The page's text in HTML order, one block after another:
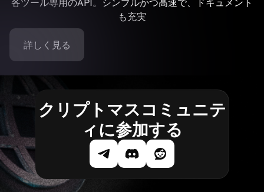
各ツール専用のAPI。シンプルかつ高速で、ドキュメント
も充実
詳しく見る
クリプトマスコミュニテ
ィに参加する